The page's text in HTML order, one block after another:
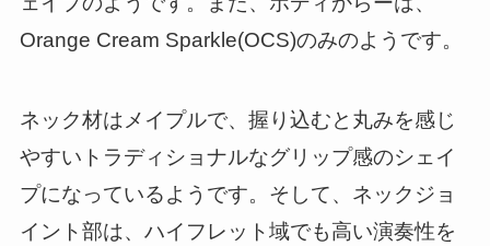
Orange Cream Sparkle(OCS)のみのようです。
ネック材はメイプルで、握り込むと丸みを感じ
やすいトラディショナルなグリップ感のシェイ
プになっているようです。そして、ネックジョ
イント部は、ハイフレット域でも高い演奏性を